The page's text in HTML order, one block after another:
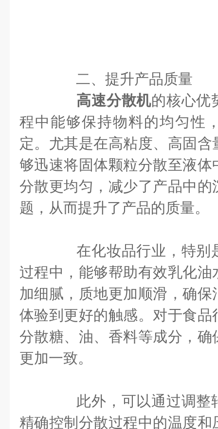
二、提升产品质量
高速分散机的核心优
程中能够保持物料的均匀性
定。尤其是在高粘度、高固
够迅速将固体颗粒分散至液
分散更均匀，减少了产品中
题，从而提升了产品的质量。
在化妆品行业，特别
过程中，能够帮助有效乳化
加细腻，质地更加顺滑，确
体验到更好的触感。对于食
分散糖、油、香料等成分，
更加一致。
此外，可以通过调整
精确控制分散过程中的温度